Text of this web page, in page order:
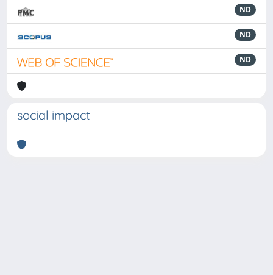
ND
ND
ND
social impact